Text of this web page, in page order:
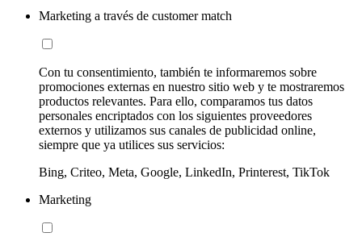
Marketing a través de customer match
Con tu consentimiento, también te informaremos sobre
promociones externas en nuestro sitio web y te mostraremos
productos relevantes. Para ello, comparamos tus datos
personales encriptados con los siguientes proveedores
externos y utilizamos sus canales de publicidad online,
siempre que ya utilices sus servicios:
Bing, Criteo, Meta, Google, LinkedIn, Printerest, TikTok
Marketing